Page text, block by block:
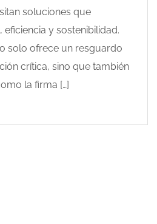
soluciones que
y sostenibilidad.
solo ofrece un resguardo
crítica, sino que también
la firma […]